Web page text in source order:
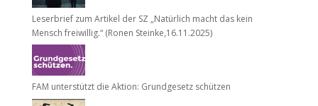
Leserbrief zum Artikel der SZ „Natürlich macht das kein
Mensch freiwillig.“ (Ronen Steinke,16.11.2025)
FAM unterstützt die Aktion: Grundgesetz schützen